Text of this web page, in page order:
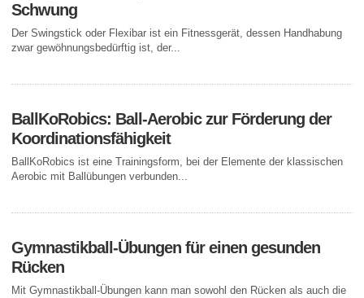
Schwung
Der Swingstick oder Flexibar ist ein Fitnessgerät, dessen Handhabung
zwar gewöhnungsbedürftig ist, der...
BallKoRobics: Ball-Aerobic zur Förderung der
Koordinationsfähigkeit
BallKoRobics ist eine Trainingsform, bei der Elemente der klassischen
Aerobic mit Ballübungen verbunden...
Gymnastikball-Übungen für einen gesunden
Rücken
Mit Gymnastikball-Übungen kann man sowohl den Rücken als auch die